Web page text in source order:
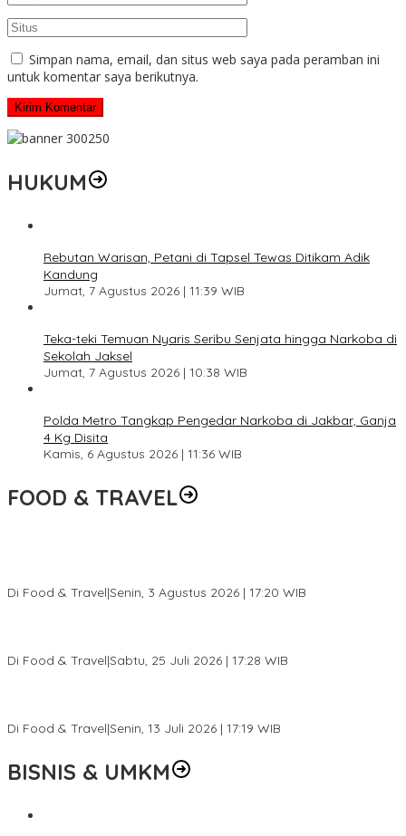
Simpan nama, email, dan situs web saya pada peramban ini
untuk komentar saya berikutnya.
HUKUM
Rebutan Warisan, Petani di Tapsel Tewas Ditikam Adik
Kandung
Jumat, 7 Agustus 2026 | 11:39 WIB
Teka-teki Temuan Nyaris Seribu Senjata hingga Narkoba di
Sekolah Jaksel
Jumat, 7 Agustus 2026 | 10:38 WIB
Polda Metro Tangkap Pengedar Narkoba di Jakbar, Ganja
4 Kg Disita
Kamis, 6 Agustus 2026 | 11:36 WIB
FOOD & TRAVEL
Di Food & Travel|Senin, 3 Agustus 2026 | 17:20 WIB
Di Food & Travel|Sabtu, 25 Juli 2026 | 17:28 WIB
Di Food & Travel|Senin, 13 Juli 2026 | 17:19 WIB
BISNIS & UMKM